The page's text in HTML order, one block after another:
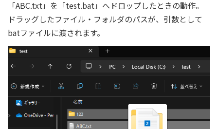
「ABC.txt」を「test.bat」へドロップしたときの動作。
ドラッグしたファイル・フォルダのパスが、引数として
batファイルに渡されます。